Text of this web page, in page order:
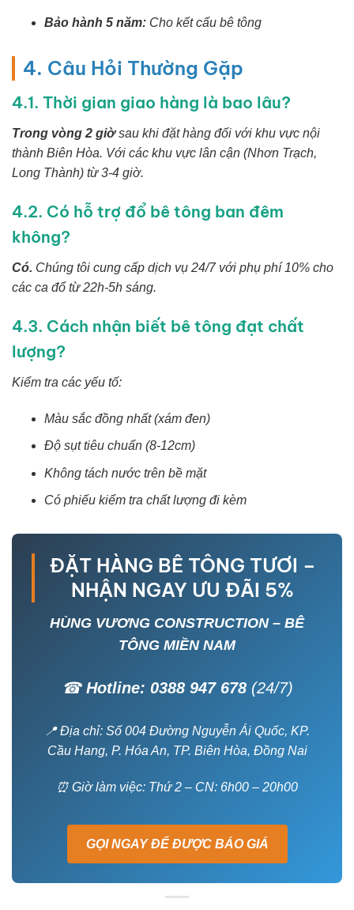
Bảo hành 5 năm:Cho kết cấu bê tông
4. Câu Hỏi Thường Gặp
4.1. Thời gian giao hàng là bao lâu?
Trong vòng 2 giờsau khi đặt hàng đối với khu vực nội
thành Biên Hòa. Với các khu vực lân cận (Nhơn Trạch,
Long Thành) từ 3-4 giờ.
4.2. Có hỗ trợ đổ bê tông ban đêm
không?
Có. Chúng tôi cung cấp dịch vụ 24/7 với phụ phí 10% cho
các ca đổ từ 22h-5h sáng.
4.3. Cách nhận biết bê tông đạt chất
lượng?
Kiểm tra các yếu tố:
Màu sắc đồng nhất (xám đen)
Độ sụt tiêu chuẩn (8-12cm)
Không tách nước trên bề mặt
Có phiếu kiểm tra chất lượng đi kèm
ĐẶT HÀNG BÊ TÔNG TƯƠI –
NHẬN NGAY ƯU ĐÃI 5%
HÙNG VƯƠNG CONSTRUCTION – BÊ
TÔNG MIỀN NAM
☎ Hotline: 0388 947 678(24/7)
📍 Địa chỉ: Số 004 Đường Nguyễn Ái Quốc, KP.
Cầu Hang, P. Hóa An, TP. Biên Hòa, Đồng Nai
⏰ Giờ làm việc: Thứ 2 – CN: 6h00 – 20h00
GỌI NGAY ĐỂ ĐƯỢC BÁO GIÁ